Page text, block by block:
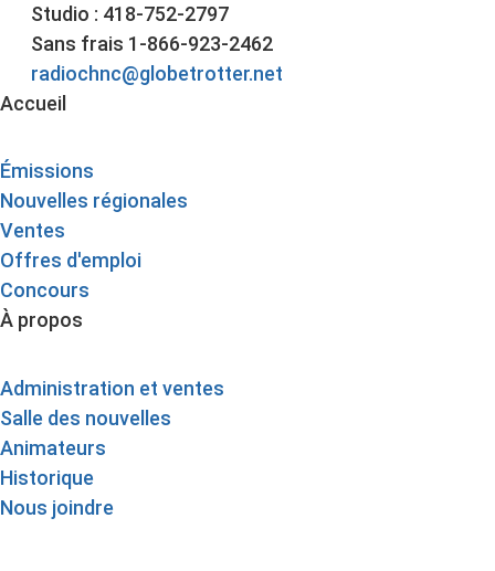
Studio : 418-752-2797
Sans frais 1-866-923-2462
radiochnc@globetrotter.net
Accueil
Émissions
Nouvelles régionales
Ventes
Offres d'emploi
Concours
À propos
Administration et ventes
Salle des nouvelles
Animateurs
Historique
Nous joindre